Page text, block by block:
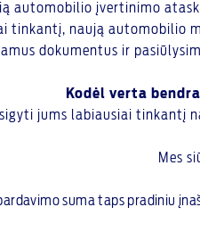
automobilio įvertinimo
tinkantį, naują automobilio
dokumentus ir
Kodėl verta
jums labiausiai
Mes
suma taps pradiniu